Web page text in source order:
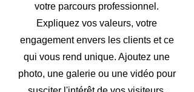
votre parcours professionnel.
Expliquez vos valeurs, votre
engagement envers les clients et ce
qui vous rend unique. Ajoutez une
photo, une galerie ou une vidéo pour